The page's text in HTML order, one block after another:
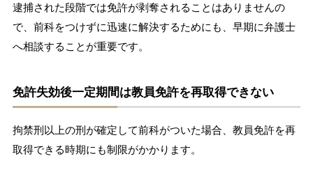
逮捕された段階では免許が剥奪されることはありませんの
で、前科をつけずに迅速に解決するためにも、早期に弁護士
へ相談することが重要です。
免許失効後一定期間は教員免許を再取得できない
拘禁刑以上の刑が確定して前科がついた場合、教員免許を再
取得できる時期にも制限がかかります。